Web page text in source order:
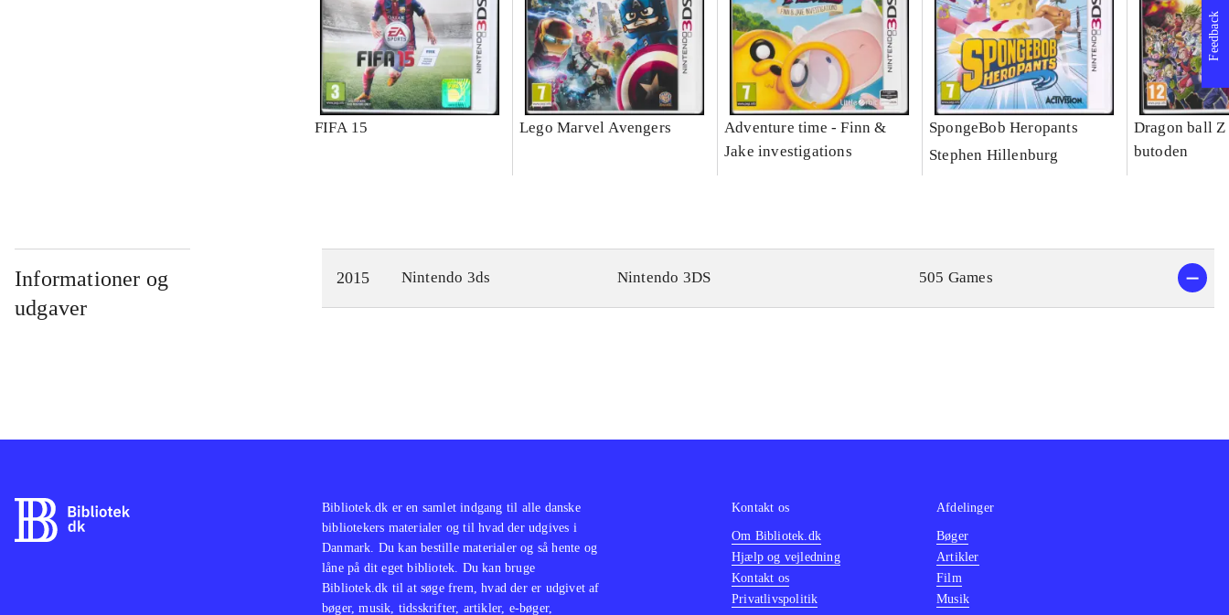
FIFA 15 Lego Marvel Avengers
Adventure time - Finn &
Jake investigations
SpongeBob Heropants
Stephen Hillenburg
Dragon ball Z
butoden
Informationer og
udgaver
2015 Nintendo 3ds Nintendo 3DS 505 Games
Feedback
Bibliotek.dk er en samlet indgang til alle danske
bibliotekers materialer og til hvad der udgives i
Danmark. Du kan bestille materialer og så hente og
låne på dit eget bibliotek. Du kan bruge
Bibliotek.dk til at søge frem, hvad der er udgivet af
bøger, musik, tidsskrifter, artikler, e-bøger,
Kontakt os
Om Bibliotek.dk
Hjælp og vejledning
Kontakt os
Privatlivspolitik
Afdelinger
Bøger
Artikler
Film
Musik